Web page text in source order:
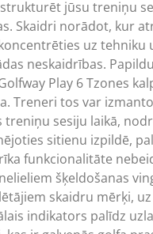
jūsu treniņu
Skaidri norādot, kur
uz tehniku
neskaidrības.
Play 6 Tzones
Treneri tos var
treniņu sesiju laikā,
sitienu izpildē,
funkcionalitāte
šķeldošanas
skaidru mērķi,
indikators palīdz